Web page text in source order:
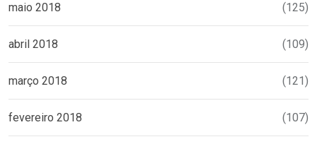
maio 2018 (125)
abril 2018 (109)
março 2018 (121)
fevereiro 2018 (107)